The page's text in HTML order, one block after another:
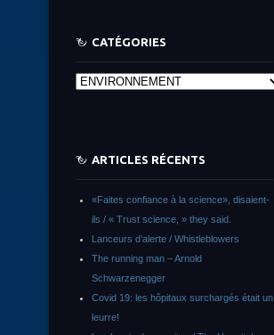
CATÉGORIES
Catégories
ARTICLES RÉCENTS
«Faites confiance à la science», disaient-
ils / « Trust science, » they said.
Lanceurs d’alerte / Whistleblowers
The running man – Arnold
Schwarzenegger
Covid 19: les hôpitaux surchargés était un
leurre!